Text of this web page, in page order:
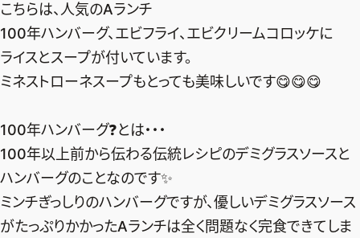
こちらは、人気のAランチ
100年ハンバーグ、エビフライ、エビクリームコロッケに
ライスとスープが付いています。
ミネストローネスープもとっても美味しいです😋😋😋
100年ハンバーグ❓とは・・・
100年以上前から伝わる伝統レシピのデミグラスソースと
ハンバーグのことなのです✨
ミンチぎっしりのハンバーグですが、優しいデミグラスソース
がたっぷりかかったAランチは全く問題なく完食できてしま